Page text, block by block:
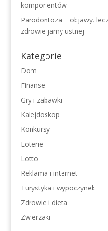
komponentów
Parodontoza – objawy,
zdrowie jamy ustnej
Kategorie
Dom
Finanse
Gry i zabawki
Kalejdoskop
Konkursy
Loterie
Lotto
Reklama i internet
Turystyka i wypoczynek
Zdrowie i dieta
Zwierzaki